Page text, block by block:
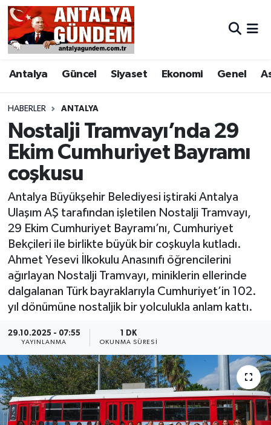
Antalya Güncel Siyaset Ekonomi Genel
HABERLER ANTALYA
Nostalji Tramvayı’nda 29
Ekim Cumhuriyet Bayramı
coşkusu
Antalya Büyükşehir Belediyesi iştiraki Antalya
Ulaşım AŞ tarafından işletilen Nostalji Tramvayı,
29 Ekim Cumhuriyet Bayramı’nı, Cumhuriyet
Bekçileri ile birlikte büyük bir coşkuyla kutladı.
Ahmet Yesevi İlkokulu Anasınıfı öğrencilerini
ağırlayan Nostalji Tramvayı, miniklerin ellerinde
dalgalanan Türk bayraklarıyla Cumhuriyet’in 102.
yıl dönümüne nostaljik bir yolculukla anlam kattı.
29.10.2025 - 07:55
YAYINLANMA
1 DK
OKUNMA SÜRESI
Antalya
Asayiş
Bilim & Teknoloji
Bölge
EĞİTİM
Ekonomi
Genel
Görüntülü Haber
Güncel
Magazin
Resmi İlan
Sağlık & Yaşam
Antalya Nöbetçi Eczaneler
Antalya Hava Durumu
Antalya Namaz Vakitleri
Antalya Trafik Yoğunluk Haritası
Süper Lig Puan Durumu ve Fikstür
Tüm Manşetler
Son Dakika Haberleri
Haber Arşivi